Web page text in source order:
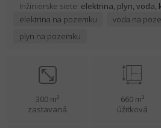
Inžinierske siete: elektrina, plyn, voda,
elektrina na pozemku
voda na
plyn na pozemku
300 m²
zastavaná
660 m²
úžitková